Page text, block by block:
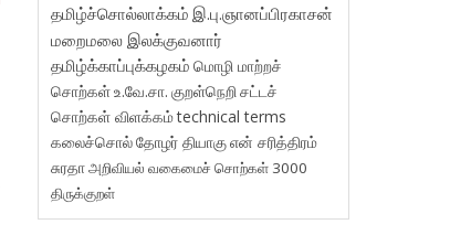
தமிழ்ச்சொல்லாக்கம் இ.பு.ஞானப்பிரகாசன்
மறைமலை இலக்குவனார்
தமிழ்க்காப்புக்கழகம் மொழி மாற்றச்
சொற்கள்உ.வே.சா. குறள்நெறி சட்டச்
சொற்கள் விளக்கம்technical terms
கலைச்சொல்தோழர் தியாகுஎன் சரித்திரம்
சுரதாஅறிவியல் வகைமைச் சொற்கள் 3000
திருக்குறள்